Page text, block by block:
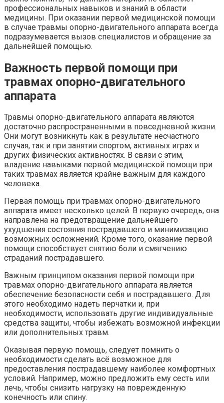
профессиональных навыков и знаний в области
медицины. При оказании первой медицинской помощи
в случае травмы опорно-двигательного аппарата всегда
подразумевается вызов специалистов и обращение за
дальнейшей помощью.
Важность первой помощи при
травмах опорно-двигательного
аппарата
Травмы опорно-двигательного аппарата являются
достаточно распространенными в повседневной жизни.
Они могут возникнуть как в результате несчастного
случая, так и при занятии спортом, активных играх и
других физических активностях. В связи с этим,
владение навыками первой медицинской помощи при
таких травмах является крайне важным для каждого
человека.
Первая помощь при травмах опорно-двигательного
аппарата имеет несколько целей. В первую очередь, она
направлена на предотвращение дальнейшего
ухудшения состояния пострадавшего и минимизацию
возможных осложнений. Кроме того, оказание первой
помощи способствует снятию боли и смягчению
страданий пострадавшего.
Важным принципом оказания первой помощи при
травмах опорно-двигательного аппарата является
обеспечение безопасности себя и пострадавшего. Для
этого необходимо надеть перчатки и, при
необходимости, использовать другие индивидуальные
средства защиты, чтобы избежать возможной инфекции
или дополнительных травм.
Оказывая первую помощь, следует помнить о
необходимости сделать всё возможное для
предоставления пострадавшему наиболее комфортных
условий. Например, можно предложить ему сесть или
лечь, чтобы снизить нагрузку на поврежденную
конечность или спину.